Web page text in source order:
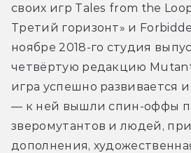
своих игр Tales from the
Третий горизонт» и
ноябре 2018-го студия
четвёртую редакцию
игра успешно развивается
— к ней вышли спин-оффы
зверомутантов и людей,
дополнения,